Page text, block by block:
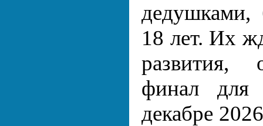
дедушками,
18 лет. Их
развития,
финал для
декабре